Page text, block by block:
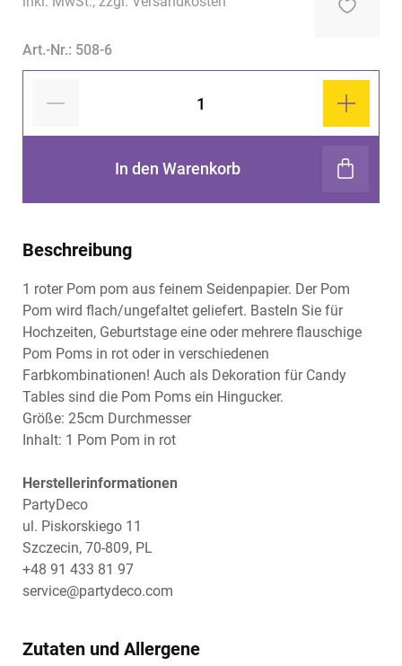
Art.-Nr.: 508-6
In den Warenkorb
Beschreibung
1 roter Pom pom aus feinem Seidenpapier. Der Pom
Pom wird flach/ungefaltet geliefert. Basteln Sie für
Hochzeiten, Geburtstage eine oder mehrere flauschige
Pom Poms in rot oder in verschiedenen
Farbkombinationen! Auch als Dekoration für Candy
Tables sind die Pom Poms ein Hingucker.
Größe: 25cm Durchmesser
Inhalt: 1 Pom Pom in rot
Herstellerinformationen
PartyDeco
ul. Piskorskiego 11
Szczecin, 70-809, PL
+48 91 433 81 97
service@partydeco.com
Zutaten und Allergene